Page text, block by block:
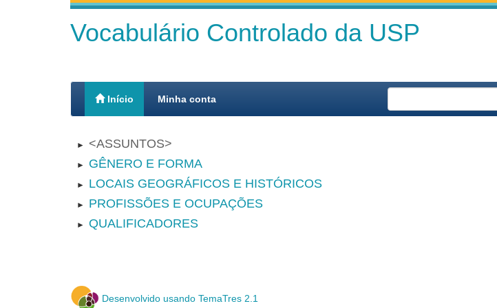
Vocabulário Controlado da USP
Início Minha conta
► ASSUNTOS
► GÊNERO E FORMA
► LOCAIS GEOGRÁFICOS E HISTÓRICOS
► PROFISSÕES E OCUPAÇÕES
► QUALIFICADORES
Desenvolvido usando TemaTres 2.1